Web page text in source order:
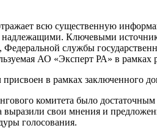
всю существенную
Ключевыми
Федеральной службы
АО «Эксперт РА» в рамках
в рамках заключенного
комитета было
выразили свои мнения и
голосования.